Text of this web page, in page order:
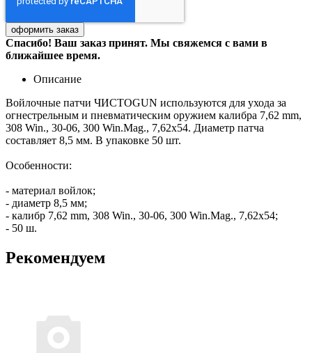
Спасибо! Ваш заказ принят. Мы свяжемся с вами в
ближайшее время.
Описание
Войлочные патчи ЧИСТОGUN используются для ухода за
огнестрельным и пневматическим оружием калибра 7,62 mm,
308 Win., 30-06, 300 Win.Mag., 7,62х54. Диаметр патча
составляет 8,5 мм. В упаковке 50 шт.
Особенности:
- материал войлок;
- диаметр 8,5 мм;
- калибр 7,62 mm, 308 Win., 30-06, 300 Win.Mag., 7,62х54;
- 50 ш.
Рекомендуем